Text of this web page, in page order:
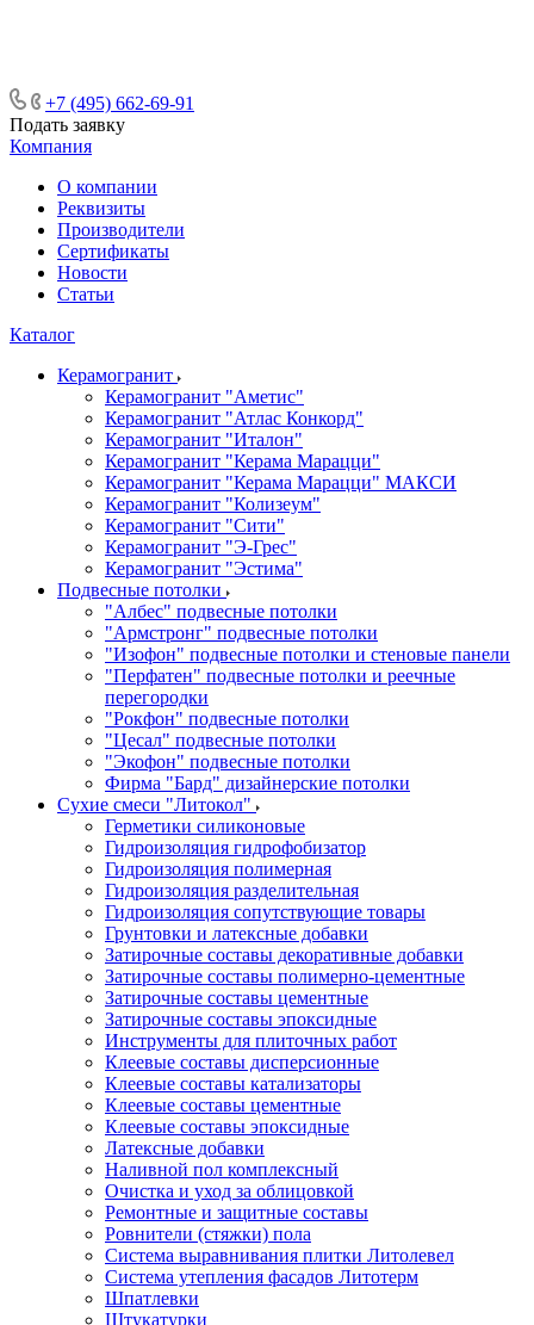
+7 (495) 662-69-91
Подать заявку
Компания
О компании
Реквизиты
Производители
Сертификаты
Новости
Статьи
Каталог
Керамогранит
Керамогранит "Аметис"
Керамогранит "Атлас Конкорд"
Керамогранит "Италон"
Керамогранит "Керама Марацци"
Керамогранит "Керама Марацци" МАКСИ
Керамогранит "Колизеум"
Керамогранит "Сити"
Керамогранит "Э-Грес"
Керамогранит "Эстима"
Подвесные потолки
"Албес" подвесные потолки
"Армстронг" подвесные потолки
"Изофон" подвесные потолки и стеновые панели
"Перфатен" подвесные потолки и реечные
перегородки
"Рокфон" подвесные потолки
"Цесал" подвесные потолки
"Экофон" подвесные потолки
Фирма "Бард" дизайнерские потолки
Сухие смеси "Литокол"
Герметики силиконовые
Гидроизоляция гидрофобизатор
Гидроизоляция полимерная
Гидроизоляция разделительная
Гидроизоляция сопутствующие товары
Грунтовки и латексные добавки
Затирочные составы декоративные добавки
Затирочные составы полимерно-цементные
Затирочные составы цементные
Затирочные составы эпоксидные
Инструменты для плиточных работ
Клеевые составы дисперсионные
Клеевые составы катализаторы
Клеевые составы цементные
Клеевые составы эпоксидные
Латексные добавки
Наливной пол комплексный
Очистка и уход за облицовкой
Ремонтные и защитные составы
Ровнители (стяжки) пола
Система выравнивания плитки Литолевел
Система утепления фасадов Литотерм
Шпатлевки
Штукатурки